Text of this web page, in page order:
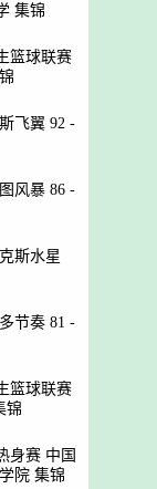
集锦
篮球联赛
飞翼 92 -
风暴 86 -
斯水星
节奏 81 -
篮球联赛
锦
身赛 中国
院 集锦